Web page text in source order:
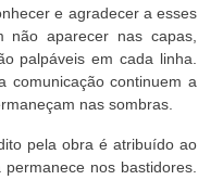
e agradecer a esses
não aparecer nas capas,
palpáveis em cada linha.
comunicação continuem a
nas sombras.
pela obra é atribuído ao
nos bastidores.